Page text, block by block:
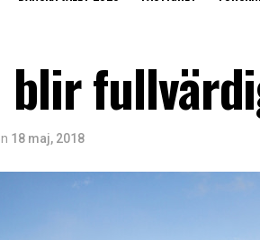
18 maj, 2018